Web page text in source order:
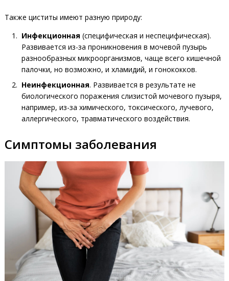
Также циститы имеют разную природу:
Инфекционная (специфическая и неспецифическая).
Развивается из-за проникновения в мочевой пузырь
разнообразных микроорганизмов, чаще всего кишечной
палочки, но возможно, и хламидий, и гонококков.
Неинфекционная. Развивается в результате не
биологического поражения слизистой мочевого пузыря,
например, из-за химического, токсического, лучевого,
аллергического, травматического воздействия.
Симптомы заболевания